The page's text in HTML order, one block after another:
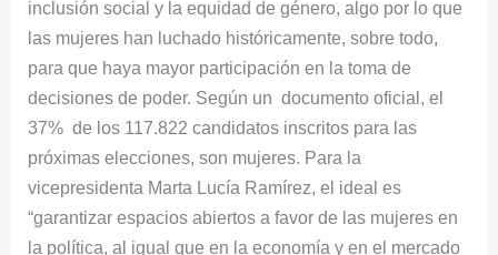
inclusión social y la equidad de género, algo por lo que
las mujeres han luchado históricamente, sobre todo,
para que haya mayor participación en la toma de
decisiones de poder. Según un documento oficial, el
37% de los 117.822 candidatos inscritos para las
próximas elecciones, son mujeres. Para la
vicepresidenta Marta Lucía Ramírez, el ideal es
“garantizar espacios abiertos a favor de las mujeres en
la política, al igual que en la economía y en el mercado